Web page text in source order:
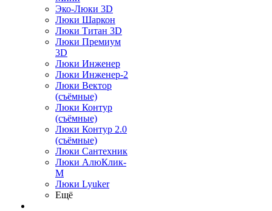
Эко-Люки 3D
Люки Шаркон
Люки Титан 3D
Люки Премиум
3D
Люки Инженер
Люки Инженер-2
Люки Вектор
(съёмные)
Люки Контур
(съёмные)
Люки Контур 2.0
(съёмные)
Люки Сантехник
Люки АлюКлик-
М
Люки Lyuker
Ещё